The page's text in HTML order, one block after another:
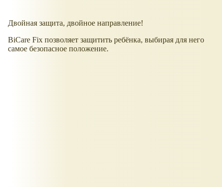
Двойная защита, двойное направление!
BiCare Fix позволяет защитить ребёнка, выбирая для него
самое безопасное положение.